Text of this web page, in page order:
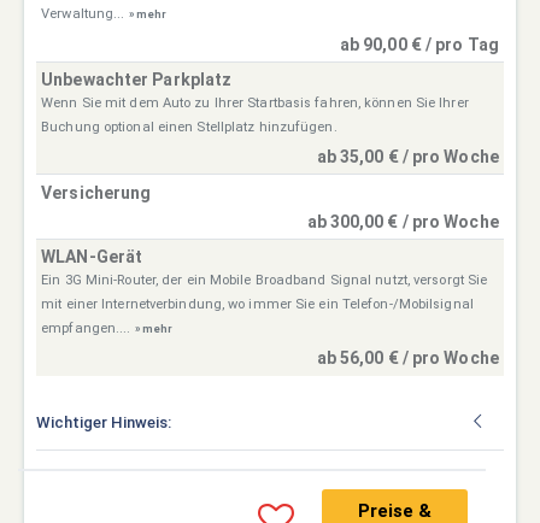
Verwaltung... » mehr
ab 90,00 € / pro Tag
Unbewachter Parkplatz
Wenn Sie mit dem Auto zu Ihrer Startbasis fahren, können Sie Ihrer
Buchung optional einen Stellplatz hinzufügen.
ab 35,00 € / pro Woche
Versicherung
ab 300,00 € / pro Woche
WLAN-Gerät
Ein 3G Mini-Router, der ein Mobile Broadband Signal nutzt, versorgt Sie
mit einer Internetverbindung, wo immer Sie ein Telefon-/Mobilsignal
empfangen.... » mehr
ab 56,00 € / pro Woche
Wichtiger Hinweis:
Preise &